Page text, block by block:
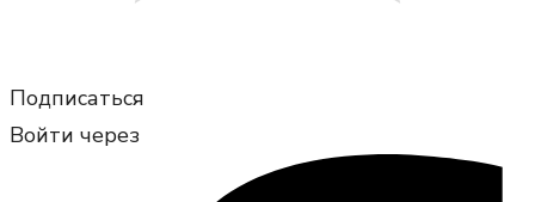
Подписаться
Войти через